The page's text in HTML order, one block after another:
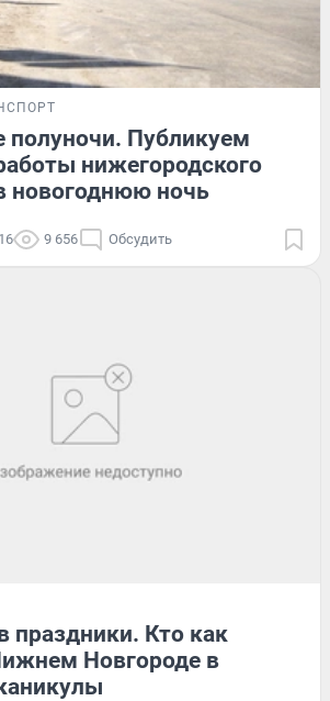
полуночи. Публикуем
нижегородского
новогоднюю ночь
9 656 Обсудить
праздники. Кто как
Новгороде в